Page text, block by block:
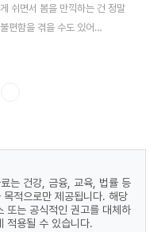
쉬면서 봄을 만끽하는 건 정말
편함을 겪을 수도 있어
있도록 필수 준비물, 추천 도시
무 개화 예측지도 바로보기 산
는 건강, 금융, 교육, 법률 등
적으로만 제공됩니다. 해당
또는 공식적인 권고를 대체하
적용될 수 있습니다.